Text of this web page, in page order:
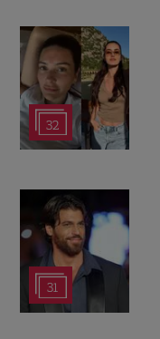
32
31